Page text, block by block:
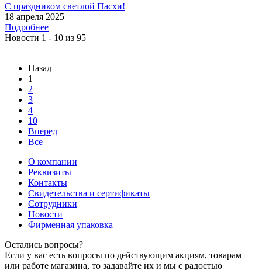
С праздником светлой Пасхи!
18 апреля 2025
Подробнее
Новости 1 - 10 из 95
Назад
1
2
3
4
10
Вперед
Все
О компании
Реквизиты
Контакты
Свидетельства и сертификаты
Сотрудники
Новости
Фирменная упаковка
Остались вопросы?
Если у вас есть вопросы по действующим акциям, товарам
или работе магазина, то задавайте их и мы с радостью